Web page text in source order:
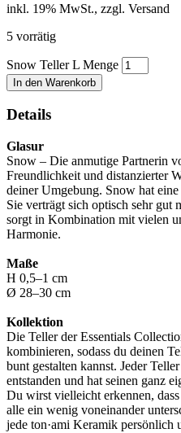
inkl. 19% MwSt., zzgl. Versand
5 vorrätig
Snow Teller L Menge
In den Warenkorb
Details
Glasur
Snow – Die anmutige Partnerin
Freundlichkeit und distanzierter
deiner Umgebung. Snow hat
Sie verträgt sich optisch sehr gut
sorgt in Kombination mit vielen
Harmonie.
Maße
H 0,5–1 cm
Ø 28–30 cm
Kollektion
Die Teller der Essentials
kombinieren, sodass du deinen
bunt gestalten kannst. Jeder
entstanden und hat seinen ganz
Du wirst vielleicht erkennen,
alle ein wenig voneinander
jede ton·ami Keramik persönlich